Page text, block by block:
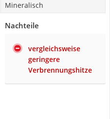
Mineralisch
Nachteile
vergleichsweise
geringere
Verbrennungshitze